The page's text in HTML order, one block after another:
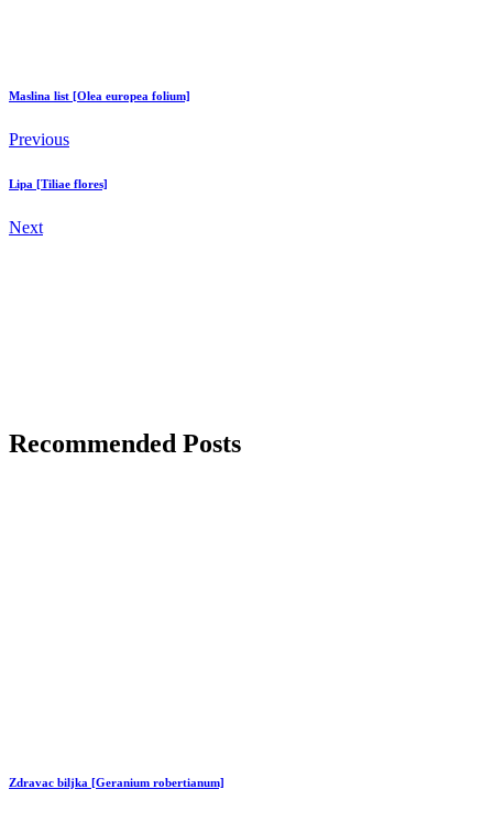
Maslina list [Olea europea folium]
Previous
Lipa [Tiliae flores]
Next
Recommended Posts
Zdravac biljka [Geranium robertianum]